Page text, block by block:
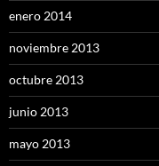
enero 2014
noviembre 2013
octubre 2013
junio 2013
mayo 2013